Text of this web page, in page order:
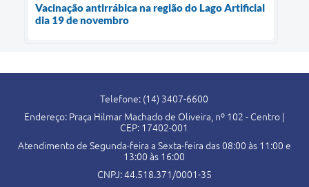
Vacinação antirrábica na região do Lago Artificial
dia 19 de novembro
Telefone: (14) 3407-6600
Endereço: Praça Hilmar Machado de Oliveira, nº 102 - Centro |
CEP: 17402-001
Atendimento de Segunda-feira a Sexta-feira das 08:00 às 11:00 e
13:00 às 16:00
CNPJ: 44.518.371/0001-35